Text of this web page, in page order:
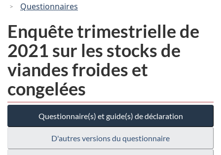
Questionnaires
Enquête trimestrielle de
2021 sur les stocks de
viandes froides et
congelées
Questionnaire(s) et guide(s) de déclaration
D'autres versions du questionnaire